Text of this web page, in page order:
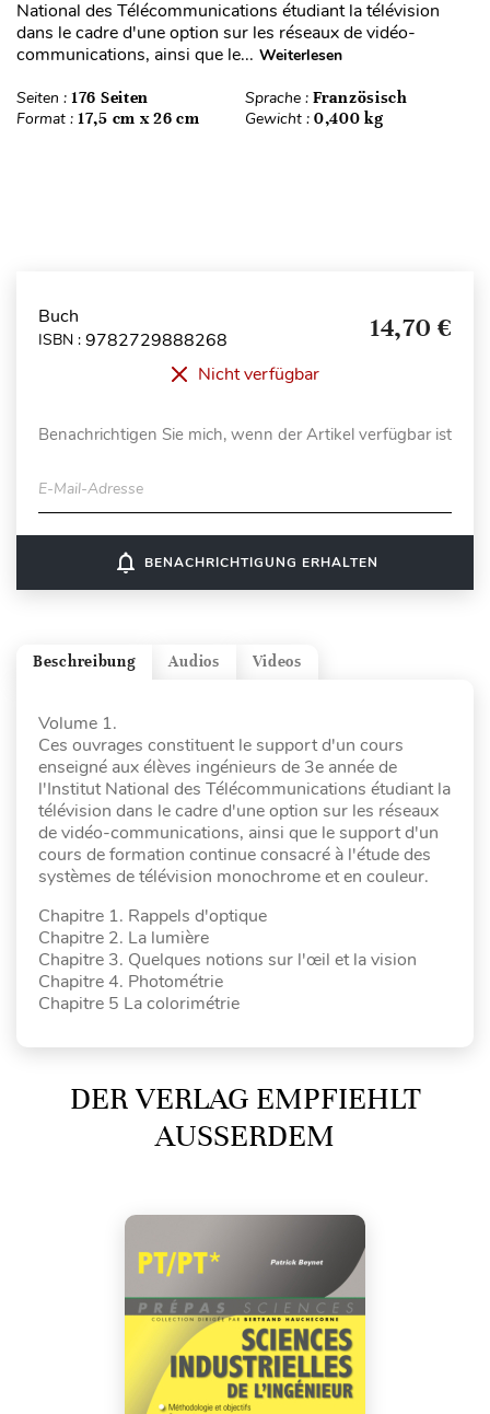
National des Télécommunications étudiant la télévision
dans le cadre d'une option sur les réseaux de vidéo-
communications, ainsi que le... Weiterlesen
Seiten : 176 Seiten Sprache : Französisch
Format : 17,5 cm x 26 cm Gewicht : 0,400 kg
Buch
ISBN : 9782729888268 14,70 €
Nicht verfügbar
Benachrichtigen Sie mich, wenn der Artikel verfügbar ist
E-Mail-Adresse
notifications_none BENACHRICHTIGUNG ERHALTEN
Videos
Audios
Beschreibung
Volume 1.
Ces ouvrages constituent le support d'un cours
enseigné aux élèves ingénieurs de 3e année de
l'Institut National des Télécommunications étudiant la
télévision dans le cadre d'une option sur les réseaux
de vidéo-communications, ainsi que le support d'un
cours de formation continue consacré à l'étude des
systèmes de télévision monochrome et en couleur.
Chapitre 1. Rappels d'optique
Chapitre 2. La lumière
Chapitre 3. Quelques notions sur l'œil et la vision
Chapitre 4. Photométrie
Chapitre 5 La colorimétrie
DER VERLAG EMPFIEHLT
AUSSERDEM